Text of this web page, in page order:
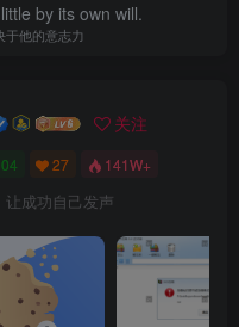
by its own will.
于他的意志力
关注
27 141W+
成功自己发声